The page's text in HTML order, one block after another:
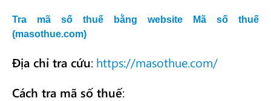
Tra mã số thuế bằng website Mã số thuế
(masothue.com)
Địa chỉ tra cứu: https://masothue.com/
Cách tra mã số thuế: